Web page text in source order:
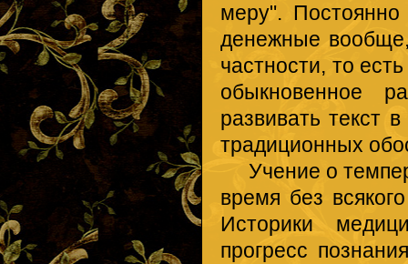
меру". Постоянно
денежные
частности, то
обыкновенное
развивать текст
традиционных
Учение о
время без
Историки
прогресс